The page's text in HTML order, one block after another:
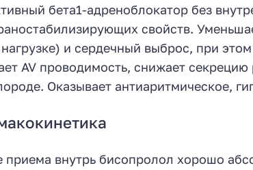
бета1-адреноблокатор без
свойств.
и сердечный выброс, при
AV проводимость, снижает
Оказывает антиаритмическое,
приема внутрь бисопролол хорошо